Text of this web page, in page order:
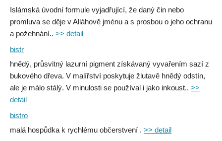
Islámská úvodní formule vyjadřující, že daný čin nebo
promluva se děje v Alláhově jménu a s prosbou o jeho ochranu
a požehnání.. >> detail
bistr
hnědý, průsvitný lazurní pigment získávaný vyvařením sazí z
bukového dřeva. V malířství poskytuje žlutavě hnědý odstín,
ale je málo stálý. V minulosti se používal i jako inkoust.. >>
detail
bistro
malá hospůdka k rychlému občerstvení . >> detail